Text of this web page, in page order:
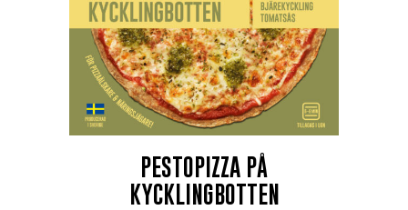
PESTOPIZZA PÅ
KYCKLINGBOTTEN